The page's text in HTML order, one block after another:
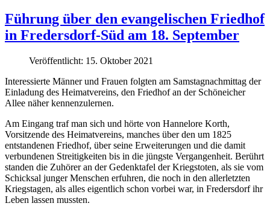
Führung über den evangelischen Friedhof
in Fredersdorf-Süd am 18. September
Veröffentlicht: 15. Oktober 2021
Interessierte Männer und Frauen folgten am Samstagnachmittag der
Einladung des Heimatvereins, den Friedhof an der Schöneicher
Allee näher kennenzulernen.
Am Eingang traf man sich und hörte von Hannelore Korth,
Vorsitzende des Heimatvereins, manches über den um 1825
entstandenen Friedhof, über seine Erweiterungen und die damit
verbundenen Streitigkeiten bis in die jüngste Vergangenheit. Berührt
standen die Zuhörer an der Gedenktafel der Kriegstoten, als sie vom
Schicksal junger Menschen erfuhren, die noch in den allerletzten
Kriegstagen, als alles eigentlich schon vorbei war, in Fredersdorf ihr
Leben lassen mussten.